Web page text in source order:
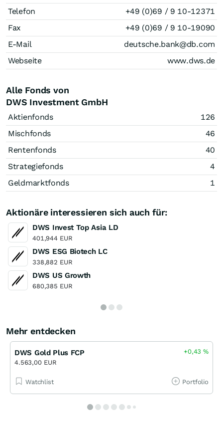
Telefon
+49 (0)69 / 9 10-12371
Fax
+49 (0)69 / 9 10-19090
E-Mail
deutsche.bank@db.com
Webseite
www.dws.de
Alle Fonds von
DWS Investment GmbH
Aktienfonds
126
Mischfonds
46
Rentenfonds
40
Strategiefonds
4
Geldmarktfonds
1
Aktionäre interessieren sich auch für:
DWS Invest Top Asia LD
401,944 EUR
DWS ESG Biotech LC
338,882 EUR
DWS US Growth
680,385 EUR
Mehr entdecken
DWS Gold Plus FCP
4.563,00 EUR
+0,43%
Watchlist Portfolio